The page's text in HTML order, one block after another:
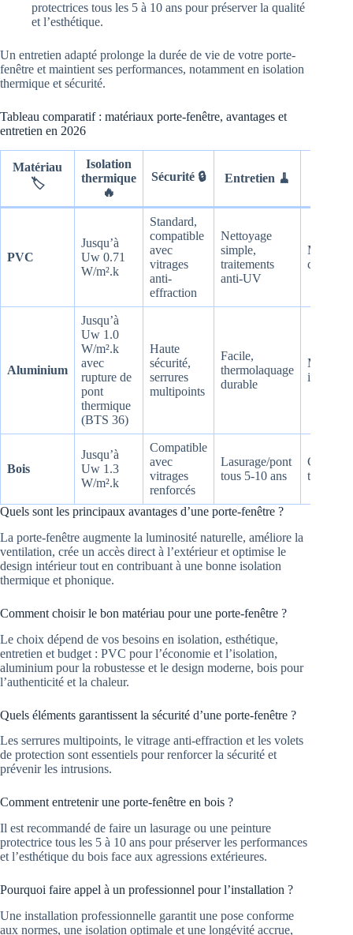
protectrices tous les 5 à 10 ans pour préserver la qualité
et l’esthétique.
Un entretien adapté prolonge la durée de vie de votre porte-
fenêtre et maintient ses performances, notamment en isolation
thermique et sécurité.
Tableau comparatif : matériaux porte-fenêtre, avantages et
entretien en 2026
Matériau
🏷️
Isolation
thermique
🔥
Sécurité 🔒 Entretien 🧹
PVC
Jusqu’à
Uw 0.71
W/m².k
Standard,
compatible
avec
vitrages
anti-
effraction
Nettoyage
simple,
traitements
anti-UV
Aluminium
Jusqu’à
Uw 1.0
W/m².k
avec
rupture de
pont
thermique
(BTS 36)
Haute
sécurité,
serrures
multipoints
Facile,
thermolaquage
durable
industriel
Bois
Jusqu’à
Uw 1.3
W/m².k
Compatible
avec
vitrages
renforcés
Lasurage/pont
tous 5-10 ans
Quels sont les principaux avantages d’une porte-fenêtre ?
La porte-fenêtre augmente la luminosité naturelle, améliore la
ventilation, crée un accès direct à l’extérieur et optimise le
design intérieur tout en contribuant à une bonne isolation
thermique et phonique.
Comment choisir le bon matériau pour une porte-fenêtre ?
Le choix dépend de vos besoins en isolation, esthétique,
entretien et budget : PVC pour l’économie et l’isolation,
aluminium pour la robustesse et le design moderne, bois pour
l’authenticité et la chaleur.
Quels éléments garantissent la sécurité d’une porte-fenêtre ?
Les serrures multipoints, le vitrage anti-effraction et les volets
de protection sont essentiels pour renforcer la sécurité et
prévenir les intrusions.
Comment entretenir une porte-fenêtre en bois ?
Il est recommandé de faire un lasurage ou une peinture
protectrice tous les 5 à 10 ans pour préserver les performances
et l’esthétique du bois face aux agressions extérieures.
Pourquoi faire appel à un professionnel pour l’installation ?
Une installation professionnelle garantit une pose conforme
aux normes, une isolation optimale et une longévité accrue,